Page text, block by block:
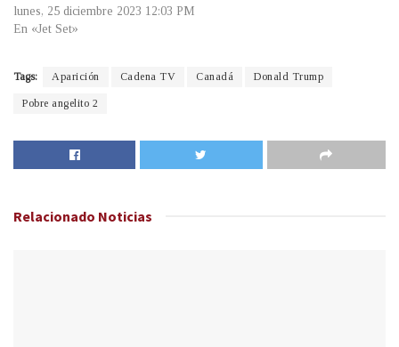
lunes, 25 diciembre 2023 12:03 PM
En «Jet Set»
Tags: Aparición Cadena TV Canadá Donald Trump
Pobre angelito 2
Relacionado Noticias